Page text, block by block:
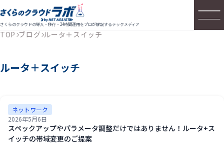
さくらのクラウドの導入・移行・24時間運用をプロが解説するテックメディア
TOP ブログ ルータ＋スイッチ
ルータ＋スイッチ
ネットワーク
2026年5月6日
スペックアップやパラメータ調整だけではありません！ルータ+ス
イッチの帯域変更のご提案